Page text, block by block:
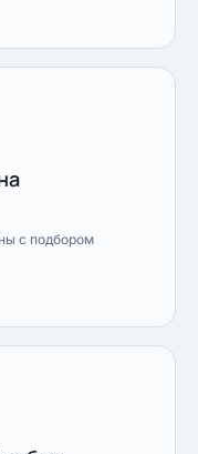
с подбором